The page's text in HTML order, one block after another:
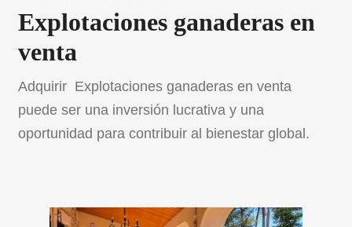
Explotaciones ganaderas en
venta
Adquirir Explotaciones ganaderas en venta
puede ser una inversión lucrativa y una
oportunidad para contribuir al bienestar global.
vital en la seguridad alimentaria global? Sin